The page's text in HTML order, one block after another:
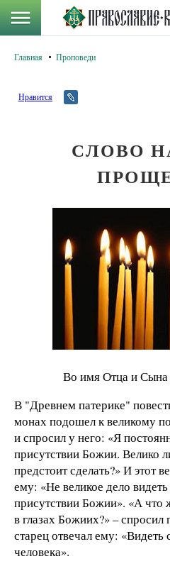
Главная Проповеди
Нравится
СЛОВО
Во имя Отца и Сына
В "Древнем патерике"
монах подошел к великому
и спросил у него: «Я
присутствии Божии. Велико
предстоит сделать?» И этот
ему: «Не великое дело
присутствии Божии». «А что
в глазах Божиих?» –
старец отвечал ему: «Видеть
человека».